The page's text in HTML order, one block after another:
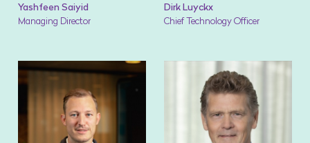
Yashfeen Saiyid
Managing Director
Dirk Luyckx
Chief Technology Officer